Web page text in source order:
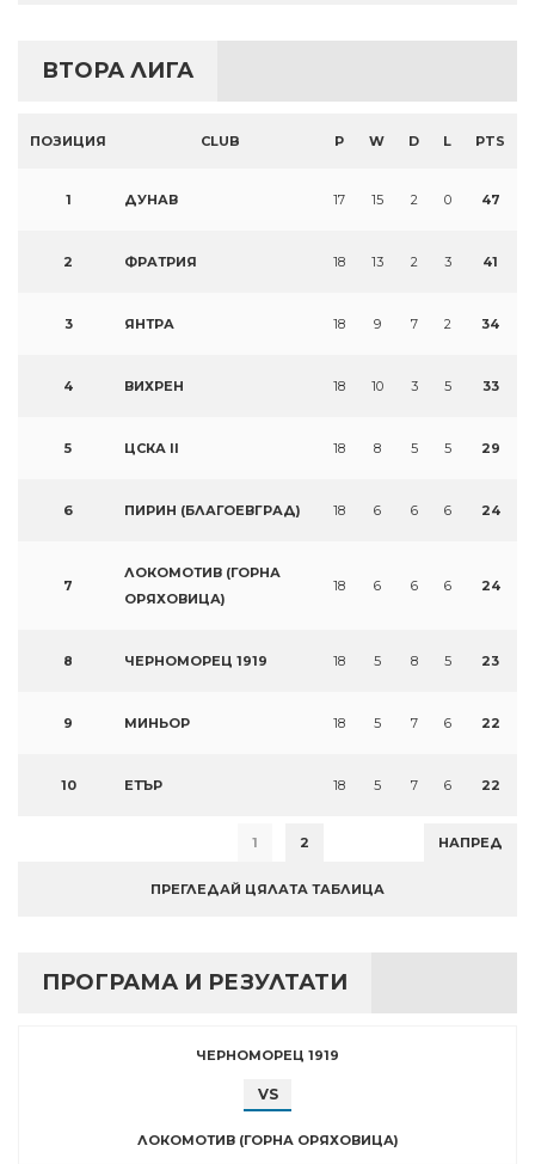
ВТОРА ЛИГА
ПОЗИЦИЯ CLUB P W D L PTS
1 ДУНАВ 17 15 2 0 47
2 ФРАТРИЯ 18 13 2 3 41
3 ЯНТРА 18 9 7 2 34
4 ВИХРЕН 18 10 3 5 33
5 ЦСКА II 18 8 5 5 29
6 ПИРИН (БЛАГОЕВГРАД) 18 6 6 6 24
7
ЛОКОМОТИВ (ГОРНА
ОРЯХОВИЦА)
18 6 6 6 24
8 ЧЕРНОМОРЕЦ 1919 18 5 8 5 23
9 МИНЬОР 18 5 7 6 22
10 ЕТЪР 18 5 7 6 22
1 2 НАПРЕД
ПРЕГЛЕДАЙ ЦЯЛАТА ТАБЛИЦА
ПРОГРАМА И РЕЗУЛТАТИ
ЧЕРНОМОРЕЦ 1919
VS
ЛОКОМОТИВ (ГОРНА ОРЯХОВИЦА)